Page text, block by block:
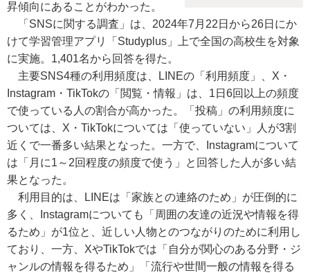
昇傾向にあることがわかった。
「SNSに関する調査」は、2024年7月22日から26日にか
けて学習管理アプリ「Studyplus」上で全国の高校生を対象
に実施。1,401名から回答を得た。
主要SNS4種の利用頻度は、LINEの「利用頻度」、X・
Instagram・TikTokの「閲覧・情報」は、1日6回以上の頻度
で使っている人の割合が高かった。「投稿」の利用頻度に
ついては、X・TikTokについては「使っていない」人が3割
近くで一番多い結果となった。一方で、Instagramについて
は「月に1～2回程度の頻度で使う」と回答した人が多い結
果となった。
利用目的は、LINEは「家族との連絡のため」が圧倒的に
多く、Instagramについても「周囲の友達の近況や情報を得
るため」が1位と、近しい人物とのつながりのために利用し
ており、一方、XやTikTokでは「自分が関心のある分野・ジ
ャンルの情報を得るため」「流行や世間一般の情報を得る